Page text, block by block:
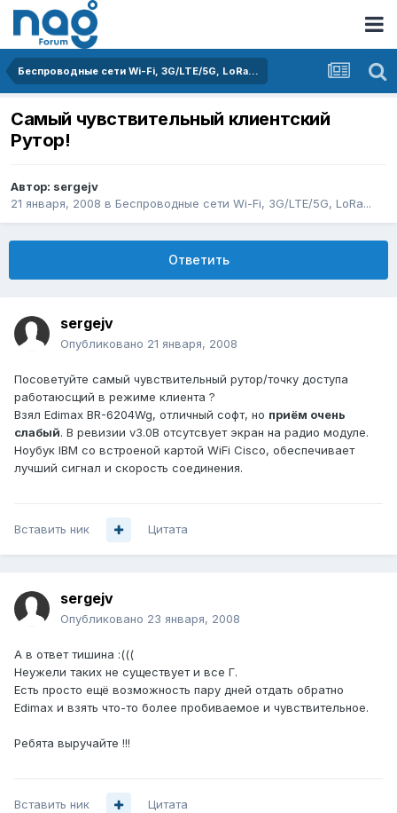
Беспроводные сети Wi-Fi, 3G/LTE/5G, LoRa...
Cамый чувствительный клиентский
Рутор!
Автор: sergejv
21 января, 2008 в Беспроводные сети Wi-Fi, 3G/LTE/5G, LoRa...
Ответить
sergejv
Опубликовано 21 января, 2008
Посоветуйте самый чувствительный рутор/точку доступа
работаюсщий в режиме клиента ?
Взял Еdimax BR-6204Wg, oтличный софт, но приём очень
слабый. В ревизии v3.0B отсутсвует экран на радио модуле.
Ноубук IBM со встроеной картой WiFi Cisco, обеспечивает
лучший сигнал и скорость соединения.
Вставить ник Цитата
sergejv
Опубликовано 23 января, 2008
A в ответ тишина :(((
Неужели таких не существует и все Г.
Есть просто ещё возможность пару дней отдать обратно
Edimax и взять что-то более пробиваемое и чувствительное.
Ребята выручайте !!!
Вставить ник Цитата